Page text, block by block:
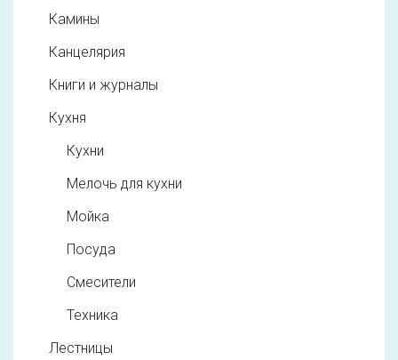
Камины
Канцелярия
Книги и журналы
Кухня
Кухни
Мелочь для кухни
Мойка
Посуда
Смесители
Техника
Лестницы